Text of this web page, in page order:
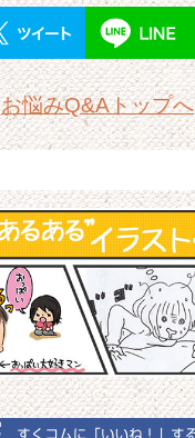
お悩みQ&Aトップへ